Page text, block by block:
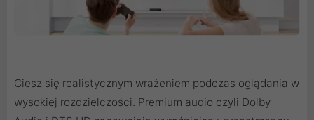
Ciesz się realistycznym wrażeniem podczas oglądania w
wysokiej rozdzielczości. Premium audio czyli Dolby